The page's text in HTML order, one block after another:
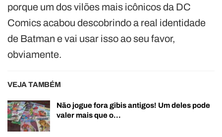
porque um dos vilões mais icônicos da DC
Comics acabou descobrindo a real identidade
de Batman e vai usar isso ao seu favor,
obviamente.
VEJA TAMBÉM
Não jogue fora gibis antigos! Um deles pode
valer mais que o…